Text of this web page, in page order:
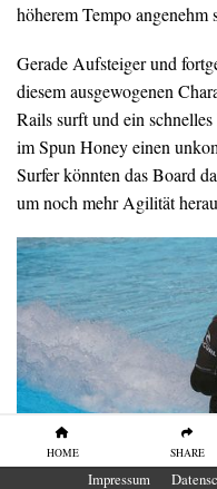
HOME SHARE
höherem Tempo angenehm
Gerade Aufsteiger und
diesem ausgewogenen
Rails surft und ein
im Spun Honey einen
Surfer könnten das Board
um noch mehr Agilität
Impressum